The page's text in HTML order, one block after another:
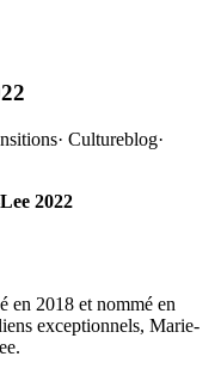
· Cultureblog·
2022
en 2018 et nommé en
exceptionnels, Marie-